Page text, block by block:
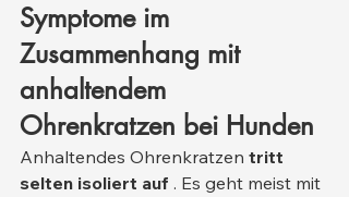
Symptome im
Zusammenhang mit
anhaltendem
Ohrenkratzen bei Hunden
Anhaltendes Ohrenkratzen tritt
selten isoliert auf . Es geht meist mit